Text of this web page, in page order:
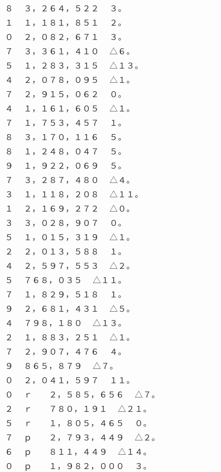
８ ３，２６４，５２２ ３。
１ １，１８１，８５１ ２。
０ ２，０８２，６７１ ３。
７ ３，３６１，４１０ △６。
５ １，２８３，３１５ △１３。
４ ２，０７８，０９５ △１。
７ ２，９１５，０６２ ０。
４ １，１６１，６０５ △１。
７ １，７５３，４５７ １。
８ ３，１７０，１１６ ５。
８ １，２４８，０４７ ５。
９ １，９２２，０６９ ５。
７ ３，２８７，４８０ △４。
３ １，１１８，２０８ △１１。
１ ２，１６９，２７２ △０。
３ ３，０２８，９０７ ０。
５ １，０１５，３１９ △１。
２ ２，０１３，５８８ １。
４ ２，５９７，５５３ △２。
５ ７６８，０３５ △１１。
７ １，８２９，５１８ １。
９ ２，６８１，４３１ △５。
４ ７９８，１８０ △１３。
２ １，８８３，２５１ △１。
７ ２，９０７，４７６ ４。
９ ８６５，８７９ △７。
０ ２，０４１，５９７ １１。
０ ｒ ２，５８５，６５６ △７。
２ ｒ ７８０，１９１ △２１。
５ ｒ １，８０５，４６５ ０。
７ ｐ ２，７９３，４４９ △２。
６ ｐ ８１１，４４９ △１４。
０ ｐ １，９８２，０００ ３。